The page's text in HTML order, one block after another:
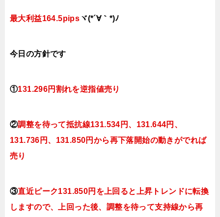
最大利益164.5pips ヾ(*´∀｀*)ﾉ
今日の方針です
①131.296円割れを逆指値売り
②調整を待って抵抗線131.534円、131.644円、
131.736円、131.850円 から再下落開始の動きがでれば
売り
③直近ピーク131.850円を上回ると上昇トレンドに転換
しますので、上回った後、調整を待って支持線から再